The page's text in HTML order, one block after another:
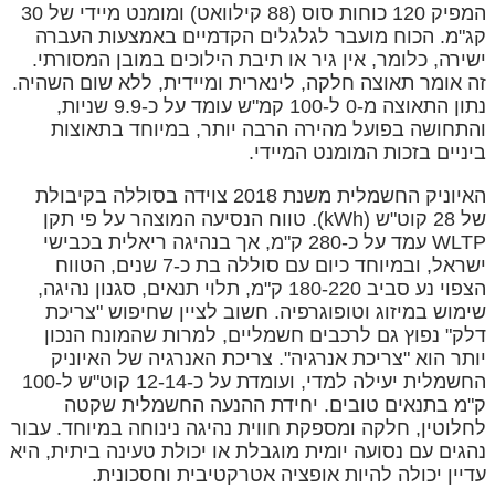
המפיק 120 כוחות סוס (88 קילוואט) ומומנט מיידי של 30
קג"מ. הכוח מועבר לגלגלים הקדמיים באמצעות העברה
ישירה, כלומר, אין גיר או תיבת הילוכים במובן המסורתי.
זה אומר תאוצה חלקה, לינארית ומיידית, ללא שום השהיה.
נתון התאוצה מ-0 ל-100 קמ"ש עומד על כ-9.9 שניות,
והתחושה בפועל מהירה הרבה יותר, במיוחד בתאוצות
ביניים בזכות המומנט המיידי.
האיוניק החשמלית משנת 2018 צוידה בסוללה בקיבולת
של 28 קוט"ש (kWh). טווח הנסיעה המוצהר על פי תקן
WLTP עמד על כ-280 ק"מ, אך בנהיגה ריאלית בכבישי
ישראל, ובמיוחד כיום עם סוללה בת כ-7 שנים, הטווח
הצפוי נע סביב 180-220 ק"מ, תלוי תנאים, סגנון נהיגה,
שימוש במיזוג וטופוגרפיה. חשוב לציין שחיפוש "צריכת
דלק" נפוץ גם לרכבים חשמליים, למרות שהמונח הנכון
יותר הוא "צריכת אנרגיה". צריכת האנרגיה של האיוניק
החשמלית יעילה למדי, ועומדת על כ-12-14 קוט"ש ל-100
ק"מ בתנאים טובים. יחידת ההנעה החשמלית שקטה
לחלוטין, חלקה ומספקת חווית נהיגה נינוחה במיוחד. עבור
נהגים עם נסועה יומית מוגבלת או יכולת טעינה ביתית, היא
עדיין יכולה להיות אופציה אטרקטיבית וחסכונית.